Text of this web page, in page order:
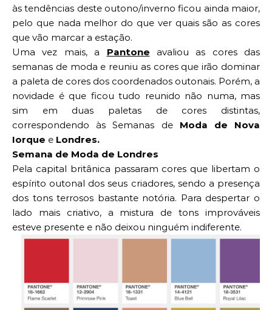
às tendências deste outono/inverno ficou ainda maior,
pelo que nada melhor do que ver quais são as cores
que vão marcar a estação.
Uma vez mais, a Pantone avaliou as cores das
semanas de moda e reuniu as cores que irão dominar
a paleta de cores dos coordenados outonais. Porém, a
novidade é que ficou tudo reunido não numa, mas
sim em duas paletas de cores distintas,
correspondendo às Semanas de Moda de Nova
Iorque e Londres.
Semana de Moda de Londres
Pela capital britânica passaram cores que libertam o
espírito outonal dos seus criadores, sendo a presença
dos tons terrosos bastante notória. Para despertar o
lado mais criativo, a mistura de tons improváveis
esteve presente e não deixou ninguém indiferente.